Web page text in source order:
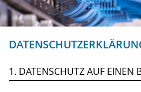
SERVICE
LEISTUNGEN
1. DATENSCHUTZ AUF EINEN